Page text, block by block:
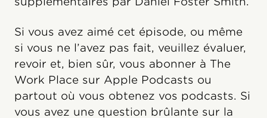
Si vous avez aimé cet épisode, ou même
si vous ne l’avez pas fait, veuillez évaluer,
revoir et, bien sûr, vous abonner à The
Work Place sur Apple Podcasts ou
partout où vous obtenez vos podcasts. Si
vous avez une question brûlante sur la